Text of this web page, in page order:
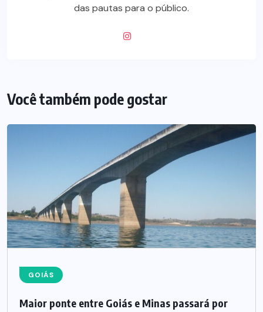
das pautas para o público.
Você também pode gostar
GOIÁS
Maior ponte entre Goiás e Minas passará por